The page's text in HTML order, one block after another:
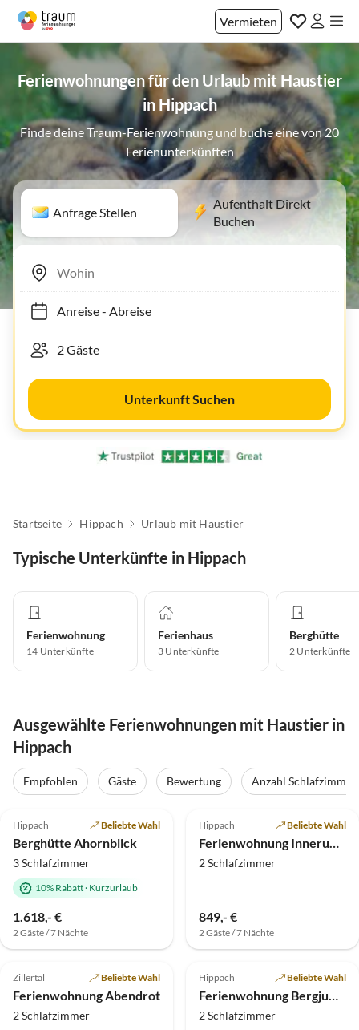
Vermieten
Ferienwohnungen für den Urlaub mit Haustier
in Hippach
Finde deine Traum-Ferienwohnung und buche eine von 20
Ferienunterkünften
Anfrage Stellen
Aufenthalt Direkt
Buchen
Anreise- Abreise
Unterkunft Suchen
Startseite Hippach Urlaub mit Haustier
Typische Unterkünfte in Hippach
Ferienwohnung
14 Unterkünfte
Ferienhaus
3 Unterkünfte
Berghütte
2 Unterkünfte
Ausgewählte Ferienwohnungen mit Haustier in
Hippach
Empfohlen Gäste Bewertung Anzahl Schlafzimmer
Bergblick
Top-Inserat
Hippach Beliebte Wahl
Berghütte Ahornblick
3 Schlafzimmer
10% Rabatt· Kurzurlaub
1.618,- €
2 Gäste / 7 Nächte
Hippach Beliebte Wahl
Ferienwohnung Innerummerland
2 Schlafzimmer
849,- €
2 Gäste / 7 Nächte
4.8 (1)
Zillertal Beliebte Wahl
Ferienwohnung Abendrot
2 Schlafzimmer
Hippach Beliebte Wahl
Ferienwohnung Bergjuwel
2 Schlafzimmer